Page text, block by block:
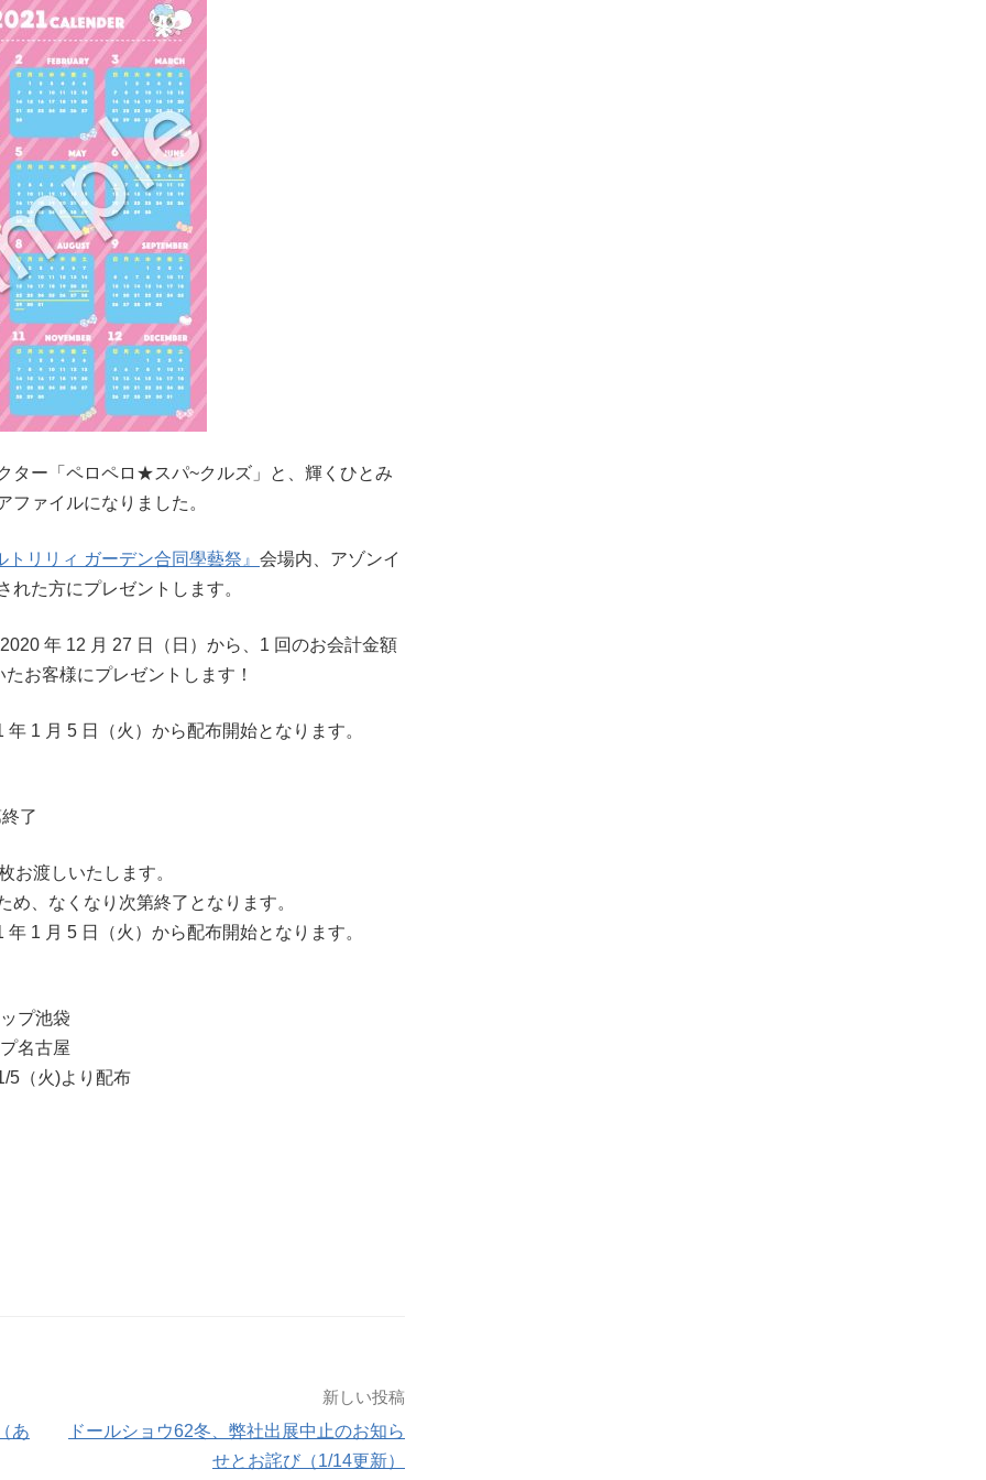
ター「ペロペロ★スパ~クルズ」と、輝くひとみ
ファイルになりました。
リリィ ガーデン合同學藝祭』 会場内、アゾンイ
た方にプレゼントします。
年 12 月 27 日（日）から、1 回のお会計金額
お客様にプレゼントします！
1 月 5 日（火）から配布開始となります。
了
お渡しいたします。
、なくなり次第終了となります。
1 月 5 日（火）から配布開始となります。
プ池袋
名古屋
5（火)より配布
あ
新しい投稿
ドールショウ62冬、弊社出展中止のお知ら
せとお詫び（1/14更新）